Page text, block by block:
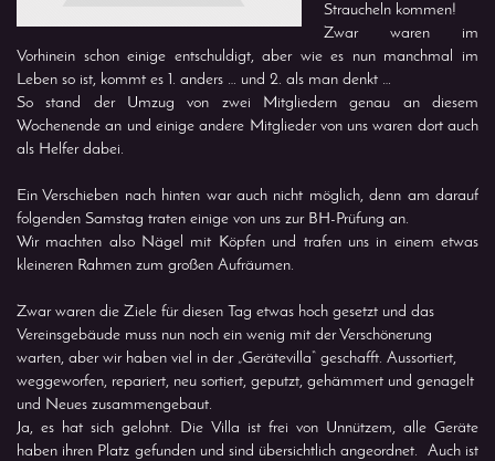
Straucheln kommen!
Zwar waren im
Vorhinein schon einige entschuldigt, aber wie es nun manchmal im
Leben so ist, kommt es 1. anders … und 2. als man denkt …
So stand der Umzug von zwei Mitgliedern genau an diesem
Wochenende an und einige andere Mitglieder von uns waren dort auch
als Helfer dabei.
Ein Verschieben nach hinten war auch nicht möglich, denn am darauf
folgenden Samstag traten einige von uns zur BH-Prüfung an.
Wir machten also Nägel mit Köpfen und trafen uns in einem etwas
kleineren Rahmen zum großen Aufräumen.
Zwar waren die Ziele für diesen Tag etwas hoch gesetzt und das
Vereinsgebäude muss nun noch ein wenig mit der Verschönerung
warten, aber wir haben viel in der „Gerätevilla“ geschafft. Aussortiert,
weggeworfen, repariert, neu sortiert, geputzt, gehämmert und genagelt
und Neues zusammengebaut.
Ja, es hat sich gelohnt. Die Villa ist frei von Unnützem, alle Geräte
haben ihren Platz gefunden und sind übersichtlich angeordnet. Auch ist